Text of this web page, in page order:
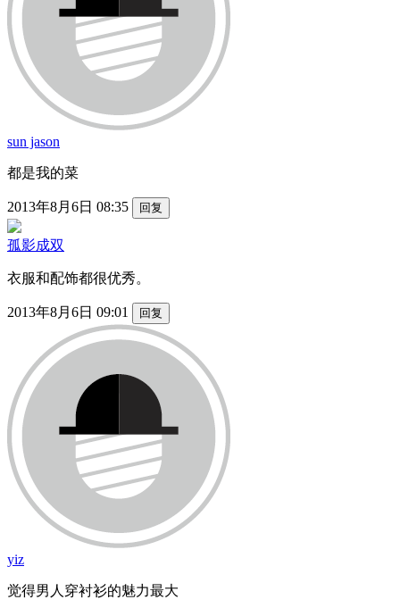
sun jason
都是我的菜
2013年8月6日 08:35 回复
孤影成双
衣服和配饰都很优秀。
2013年8月6日 09:01 回复
yiz
觉得男人穿衬衫的魅力最大